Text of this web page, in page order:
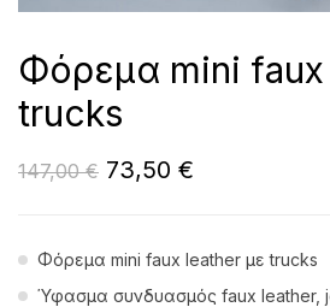
Φόρεμα mini faux
trucks
147,00€ 73,50 €
Φόρεμα mini faux leather με trucks
Ύφασμα συνδυασμός faux leather,